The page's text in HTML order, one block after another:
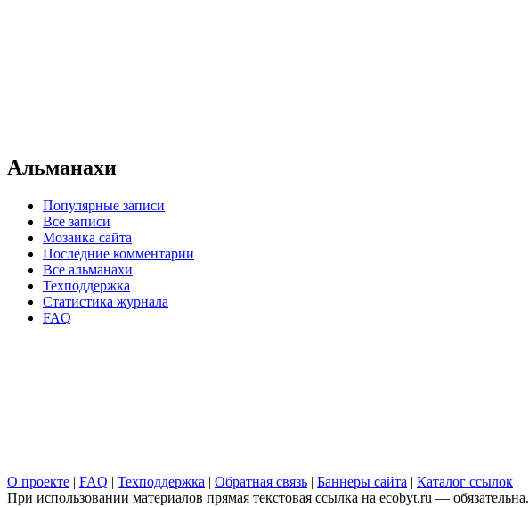
Альманахи
Популярные записи
Все записи
Мозаика сайта
Последние комментарии
Все альманахи
Техподдержка
Статистика журнала
FAQ
О проекте | FAQ | Техподдержка | Обратная связь | Баннеры сайта | Каталог ссылок
При использовании материалов прямая текстовая ссылка на ecobyt.ru — обязательна.